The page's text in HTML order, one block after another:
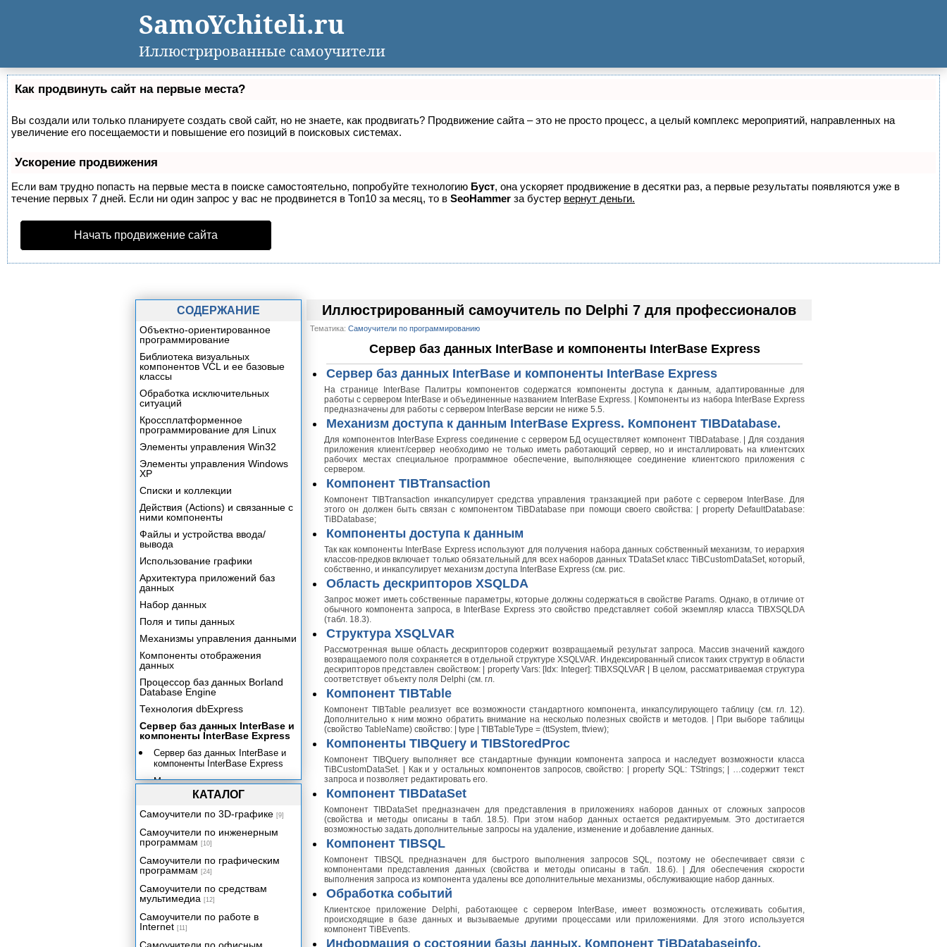
Как продвинуть сайт на первые места?
Вы создали или только планируете создать свой сайт, но не знаете, как продвигать? Продвижение сайта – это не просто процесс, а целый комплекс мероприятий, направленных на
увеличение его посещаемости и повышение его позиций в поисковых системах.
Ускорение продвижения
Если вам трудно попасть на первые места в поиске самостоятельно, попробуйте технологию Буст, она ускоряет продвижение в десятки раз, а первые результаты появляются уже в
течение первых 7 дней. Если ни один запрос у вас не продвинется в Топ10 за месяц, то в SeoHammer за бустер вернут деньги.
Начать продвижение сайта
Иллюстрированный самоучитель по Delphi 7 для профессионалов
Тематика: Самоучители по программированию
Сервер баз данных InterBase и компоненты InterBase Express
Сервер баз данных InterBase и компоненты InterBase Express
На странице InterBase Палитры компонентов содержатся компоненты доступа к данным, адаптированные для
работы с сервером InterBase и объединенные названием InterBase Express. | Компоненты из набора InterBase Express
предназначены для работы с сервером InterBase версии не ниже 5.5.
Механизм доступа к данным InterBase Express. Компонент TIBDatabase.
Для компонентов InterBase Express соединение с сервером БД осуществляет компонент TIBDatabase. | Для создания
приложения клиент/сервер необходимо не только иметь работающий сервер, но и инсталлировать на клиентских
рабочих местах специальное программное обеспечение, выполняющее соединение клиентского приложения с
сервером.
Компонент TIBTransaction
Компонент TIBTransaction инкапсулирует средства управления транзакцией при работе с сервером InterBase. Для
этого он должен быть связан с компонентом TiBDatabase при помощи своего свойства: | property DefaultDatabase:
TiBDatabase;
Компоненты доступа к данным
Так как компоненты InterBase Express используют для получения набора данных собственный механизм, то иерархия
классов-предков включает только обязательный для всех наборов данных TDataSet класс TiBCustomDataSet, который,
собственно, и инкапсулирует механизм доступа InterBase Express (см. рис.
Область дескрипторов XSQLDA
Запрос может иметь собственные параметры, которые должны содержаться в свойстве Params. Однако, в отличие от
обычного компонента запроса, в InterBase Express это свойство представляет собой экземпляр класса TIBXSQLDA
(табл. 18.3).
Структура XSQLVAR
Рассмотренная выше область дескрипторов содержит возвращаемый результат запроса. Массив значений каждого
возвращаемого поля сохраняется в отдельной структуре XSQLVAR. Индексированный список таких структур в области
дескрипторов представлен свойством: | property Vars: [Idx: Integer]: TIBXSQLVAR | В целом, рассматриваемая структура
соответствует объекту поля Delphi (см. гл.
Компонент TIBTable
Компонент TIBTable реализует все возможности стандартного компонента, инкапсулирующего таблицу (см. гл. 12).
Дополнительно к ним можно обратить внимание на несколько полезных свойств и методов. | При выборе таблицы
(свойство TableName) свойство: | type | TIBTableType = (ttSystem, ttview);
Компоненты TIBQuery и TIBStoredProc
Компонент TIBQuery выполняет все стандартные функции компонента запроса и наследует возможности класса
TiBCustomDataSet. | Как и у остальных компонентов запросов, свойство: | property SQL: TStrings; | …содержит текст
запроса и позволяет редактировать его.
Компонент TIBDataSet
Компонент TIBDataSet предназначен для представления в приложениях наборов данных от сложных запросов
(свойства и методы описаны в табл. 18.5). При этом набор данных остается редактируемым. Это достигается
возможностью задать дополнительные запросы на удаление, изменение и добавление данных.
Компонент TIBSQL
Компонент TIBSQL предназначен для быстрого выполнения запросов SQL, поэтому не обеспечивает связи с
компонентами представления данных (свойства и методы описаны в табл. 18.6). | Для обеспечения скорости
выполнения запроса из компонента удалены все дополнительные механизмы, обслуживающие набор данных.
Обработка событий
Клиентское приложение Delphi, работающее с сервером InterBase, имеет возможность отслеживать события,
происходящие в базе данных и вызываемые другими процессами или приложениями. Для этого используется
компонент TiBEvents.
Информация о состоянии базы данных. Компонент TiBDatabaseinfo.
СОДЕРЖАНИЕ
Объектно-ориентированное
программирование
Библиотека визуальных
компонентов VCL и ее базовые
классы
Обработка исключительных
ситуаций
Кроссплатформенное
программирование для Linux
Элементы управления Win32
Элементы управления Windows
XP
Списки и коллекции
Действия (Actions) и связанные с
ними компоненты
Файлы и устройства ввода/
вывода
Использование графики
Архитектура приложений баз
данных
Набор данных
Поля и типы данных
Механизмы управления данными
Компоненты отображения
данных
Процессор баз данных Borland
Database Engine
Технология dbExpress
Сервер баз данных InterBase и
компоненты InterBase Express
Сервер баз данных InterBase и
компоненты InterBase Express
Механизм доступа к данным
InterBase Express. Компонент
Компонент TIBTransaction
Компоненты доступа к данным
Область дескрипторов XSQLDA
Структура XSQLVAR
Компонент TIBTable
TIBStoredProc
КАТАЛОГ
Самоучители по 3D-графике [9]
Самоучители по инженерным
программам [10]
Самоучители по графическим
программам [24]
Самоучители по средствам
мультимедиа [12]
Самоучители по работе в
Internet [11]
SamoYchiteli.ru
Иллюстрированные самоучители